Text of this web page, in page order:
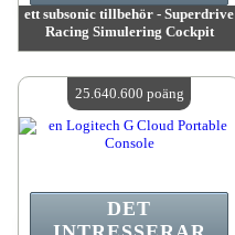
ett subsonic tillbehör - Superdrive
Racing Simulering Cockpit
Antal tillgängliga:4
DET
25.640.600 poäng